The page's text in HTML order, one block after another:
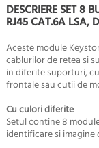
DESCRIERE SET 8
RJ45 CAT.6A LSA,
Aceste module
cablurilor de retea si
in diferite suporturi,
frontale sau cutii de
Cu culori diferite
Setul contine 8
identificare si imagine